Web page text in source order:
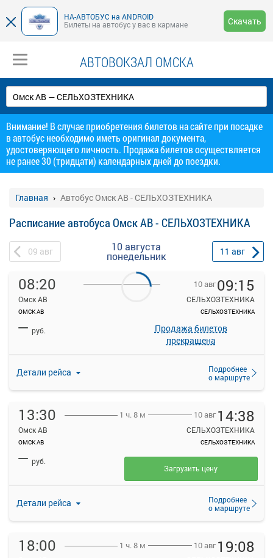
НА-АВТОБУС на ANDROID
Билеты на автобус у вас в кармане
Скачать
АВТОВОКЗАЛ ОМСКА
Внимание! В случае приобретения билетов на сайте при посадке
в автобус необходимо иметь оригинал документа,
удостоверяющего личность. Продажа билетов осуществляется
не ранее 30 (тридцати) календарных дней до поездки.
Главная Автобус Омск АВ - СЕЛЬХОЗТЕХНИКА
Расписание автобуса Омск АВ - СЕЛЬХОЗТЕХНИКА
09 авг 10 августа
понедельник 11 авг
08:20
Омск АВ
ОМСК АВ
10 авг09:15
СЕЛЬХОЗТЕХНИКА
СЕЛЬХОЗТЕХНИКА
Детали рейса
Подробнее
о маршруте
— руб.
Продажа билетов
прекращена
13:30
Омск АВ
ОМСК АВ
1 ч. 8 м 10 авг 14:38
СЕЛЬХОЗТЕХНИКА
СЕЛЬХОЗТЕХНИКА
Детали рейса
Подробнее
о маршруте
— руб.
Загрузить цену
18:00 1 ч. 8 м 10 авг 19:08